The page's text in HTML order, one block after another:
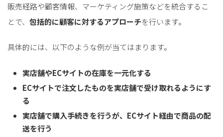
販売経路や顧客情報、マーケティング施策などを統合するこ
とで、 包括的に顧客に対するアプローチを行います。
具体的には、以下のような例が当てはまります。
実店舗やECサイトの在庫を一元化する
ECサイトで注文したものを実店舗で受け取れるようにす
る
実店舗で購入手続きを行うが、ECサイト経由で商品の配
送を行う